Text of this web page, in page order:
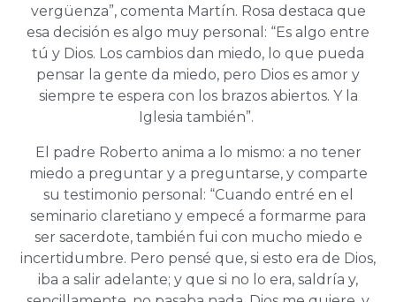
vergüenza”, comenta Martín. Rosa destaca que
esa decisión es algo muy personal: “Es algo entre
tú y Dios. Los cambios dan miedo, lo que pueda
pensar la gente da miedo, pero Dios es amor y
siempre te espera con los brazos abiertos. Y la
Iglesia también”.
El padre Roberto anima a lo mismo: a no tener
miedo a preguntar y a preguntarse, y comparte
su testimonio personal: “Cuando entré en el
seminario claretiano y empecé a formarme para
ser sacerdote, también fui con mucho miedo e
incertidumbre. Pero pensé que, si esto era de Dios,
iba a salir adelante; y que si no lo era, saldría y,